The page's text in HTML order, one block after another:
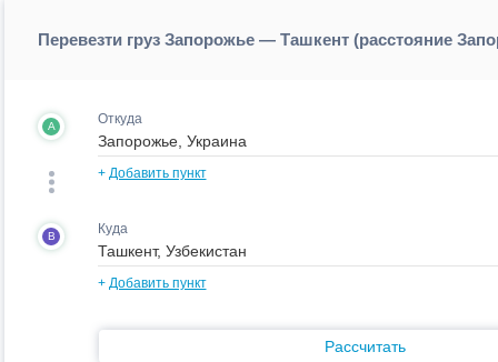
Перевезти груз Запорожье — Ташкент (расстояние
A Откуда
+ Добавить пункт
B Куда
+ Добавить пункт
Рассчитать